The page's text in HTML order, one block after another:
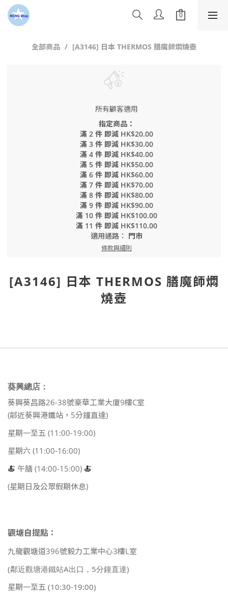
全部商品 [A3146] 日本 THERMOS 膳魔師燜燒壺
所有顧客適用
指定商品：
滿 2 件 即減 HK$20.00
滿 3 件 即減 HK$30.00
滿 4 件 即減 HK$40.00
滿 5 件 即減 HK$50.00
滿 6 件 即減 HK$60.00
滿 7 件 即減 HK$70.00
滿 8 件 即減 HK$80.00
滿 9 件 即減 HK$90.00
滿 10 件 即減 HK$100.00
滿 11 件 即減 HK$110.00
適用通路： 門市
條款與細則
[A3146] 日本 THERMOS 膳魔師燜
燒壺
葵興總店：
葵興葵昌路26-38號豪華工業大廈9樓C室
(鄰近葵興港鐵站，5分鐘直達)
星期一至五 (11:00-19:00)
星期六 (11:00-16:00)
🍝 午膳 (14:00-15:00) 🍝
(星期日及公眾假期休息)
觀塘自提點：
九龍觀塘道396號毅力工業中心3樓L室
(鄰近觀塘港鐵站A出口，5分鐘直達)
星期一至五 (10:30-19:00)